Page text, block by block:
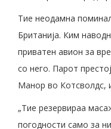
Тие неодамна
Британија. Ким
приватен авион за
со него. Парот
Манор во Котсволдс,
„Тие резервираа
погодности само за